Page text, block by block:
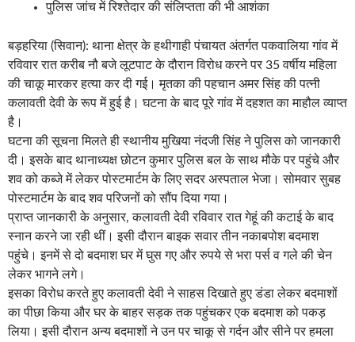
पुलिस जांच में रिश्तेदार की संलिप्तता की भी आशंका
बड़हरिया (सिवान): थाना क्षेत्र के हथीगाही पंचायत अंतर्गत पकवालिया गांव में
रविवार रात करीब नौ बजे लूटपाट के दौरान विरोध करने पर 35 वर्षीय महिला
की चाकू मारकर हत्या कर दी गई। मृतका की पहचान अमर सिंह की पत्नी
कलावती देवी के रूप में हुई है। घटना के बाद पूरे गांव में दहशत का माहौल व्याप्त
है।
घटना की सूचना मिलते ही स्थानीय मुखिया नंदजी सिंह ने पुलिस को जानकारी
दी। इसके बाद थानाध्यक्ष छोटन कुमार पुलिस बल के साथ मौके पर पहुंचे और
शव को कब्जे में लेकर पोस्टमार्टम के लिए सदर अस्पताल भेजा। सोमवार सुबह
पोस्टमार्टम के बाद शव परिजनों को सौंप दिया गया।
प्राप्त जानकारी के अनुसार, कलावती देवी रविवार रात गेहूं की कटाई के बाद
स्नान करने जा रही थीं। इसी दौरान बाइक सवार तीन नकाबपोश बदमाश
पहुंचे। इनमें से दो बदमाश घर में घुस गए और रुपये से भरा पर्स व गले की चेन
लेकर भागने लगे।
इसका विरोध करते हुए कलावती देवी ने साहस दिखाते हुए डंडा लेकर बदमाशों
का पीछा किया और घर के बाहर सड़क तक पहुंचकर एक बदमाश को पकड़
लिया। इसी दौरान अन्य बदमाशों ने उन पर चाकू से गर्दन और सीने पर हमला